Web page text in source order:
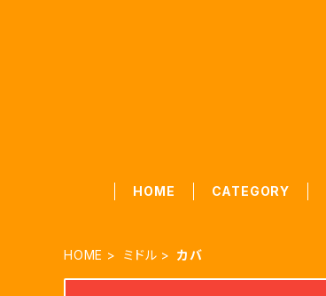
HOME CATEGORY
HOME ミドル カバ